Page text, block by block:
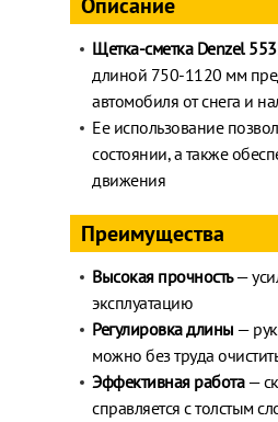
Щетка-сметка Denzel
длиной 750-1120 мм
автомобиля от снега и
Ее использование
состоянии, а также
движения
Преимущества
Высокая прочность—
эксплуатацию
Регулировка длины —
можно без труда
Эффективная работа—
справляется с толстым